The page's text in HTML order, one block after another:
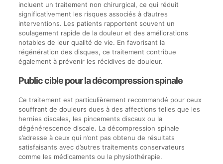
incluent un traitement non chirurgical, ce qui réduit
significativement les risques associés à d’autres
interventions. Les patients rapportent souvent un
soulagement rapide de la douleur et des améliorations
notables de leur qualité de vie. En favorisant la
régénération des disques, ce traitement contribue
également à prévenir les récidives de douleur.
Public cible pour la décompression spinale
Ce traitement est particulièrement recommandé pour ceux
souffrant de douleurs dues à des affections telles que les
hernies discales, les pincements discaux ou la
dégénérescence discale. La décompression spinale
s’adresse à ceux qui n’ont pas obtenu de résultats
satisfaisants avec d’autres traitements conservateurs
comme les médicaments ou la physiothérapie.